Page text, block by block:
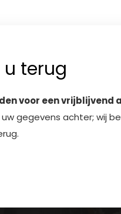
terug
voor een vrijblijvend
gegevens achter; wij